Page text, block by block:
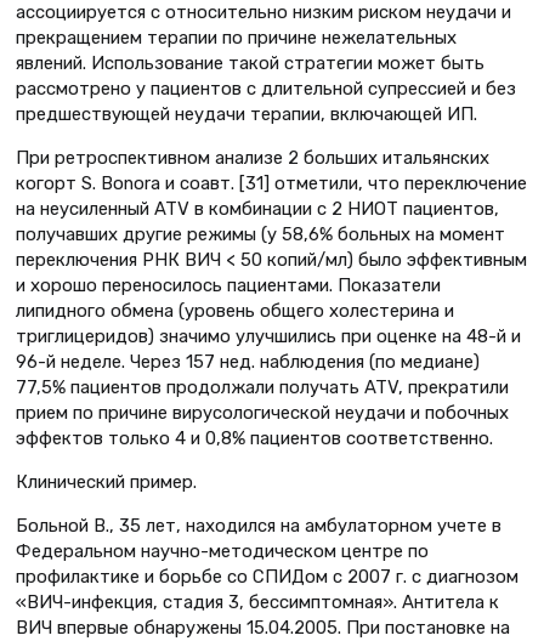
ассоциируется с относительно низким риском неудачи и
прекращением терапии по причине нежелательных
явлений. Использование такой стратегии может быть
рассмотрено у пациентов с длительной супрессией и без
предшествующей неудачи терапии, включающей ИП.
При ретроспективном анализе 2 больших итальянских
когорт S. Bonora и соавт. [31] отметили, что переключение
на неусиленный ATV в комбинации с 2 НИОТ пациентов,
получавших другие режимы (у 58,6% больных на момент
переключения РНК ВИЧ < 50 копий/мл) было эффективным
и хорошо переносилось пациентами. Показатели
липидного обмена (уровень общего холестерина и
триглицеридов) значимо улучшились при оценке на 48-й и
96-й неделе. Через 157 нед. наблюдения (по медиане)
77,5% пациентов продолжали получать ATV, прекратили
прием по причине вирусологической неудачи и побочных
эффектов только 4 и 0,8% пациентов соответственно.
Клинический пример.
Больной В., 35 лет, находился на амбулаторном учете в
Федеральном научно-методическом центре по
профилактике и борьбе со СПИДом с 2007 г. с диагнозом
«ВИЧ-инфекция, стадия 3, бессимптомная». Антитела к
ВИЧ впервые обнаружены 15.04.2005. При постановке на